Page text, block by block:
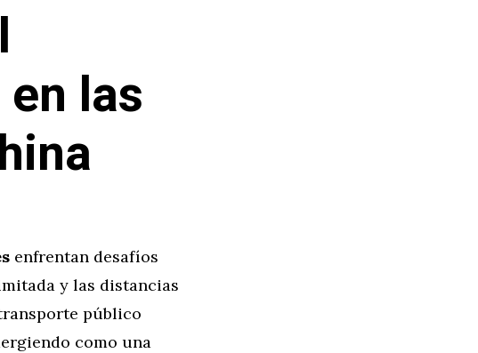
las
enfrentan desafíos
y las distancias
público
como una